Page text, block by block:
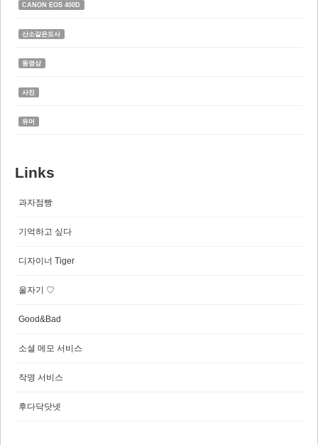
CANON EOS 400D
산소같은도사
동영상
사진
유머
Links
과자점빵
기억하고 싶다
디자이너 Tiger
울자기 ♡
Good&Bad
소셜 메모 서비스
작명 서비스
후다닥닷넷